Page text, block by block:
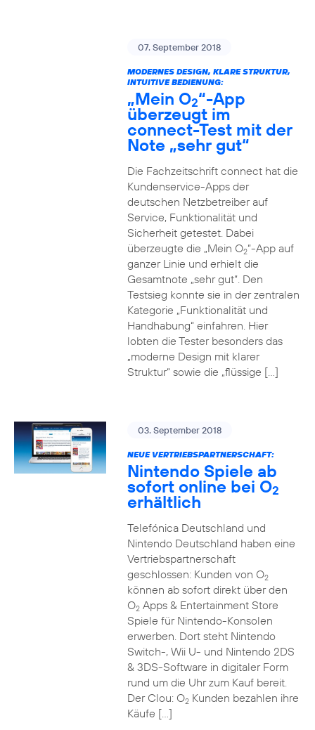
07. September 2018
MODERNES DESIGN, KLARE STRUKTUR,
INTUITIVE BEDIENUNG:
„Mein O2“-App
überzeugt im
connect-Test mit der
Note „sehr gut“
Die Fachzeitschrift connect hat die
Kundenservice-Apps der
deutschen Netzbetreiber auf
Service, Funktionalität und
Sicherheit getestet. Dabei
überzeugte die „Mein O2“-App auf
ganzer Linie und erhielt die
Gesamtnote „sehr gut“. Den
Testsieg konnte sie in der zentralen
Kategorie „Funktionalität und
Handhabung“ einfahren. Hier
lobten die Tester besonders das
„moderne Design mit klarer
Struktur“ sowie die „flüssige […]
03. September 2018
NEUE VERTRIEBSPARTNERSCHAFT:
Nintendo Spiele ab
sofort online bei O2
erhältlich
Telefónica Deutschland und
Nintendo Deutschland haben eine
Vertriebspartnerschaft
geschlossen: Kunden von O2
können ab sofort direkt über den
O2Apps & Entertainment Store
Spiele für Nintendo-Konsolen
erwerben. Dort steht Nintendo
Switch-, Wii U- und Nintendo 2DS
& 3DS-Software in digitaler Form
rund um die Uhr zum Kauf bereit.
Der Clou: O2Kunden bezahlen ihre
Käufe […]